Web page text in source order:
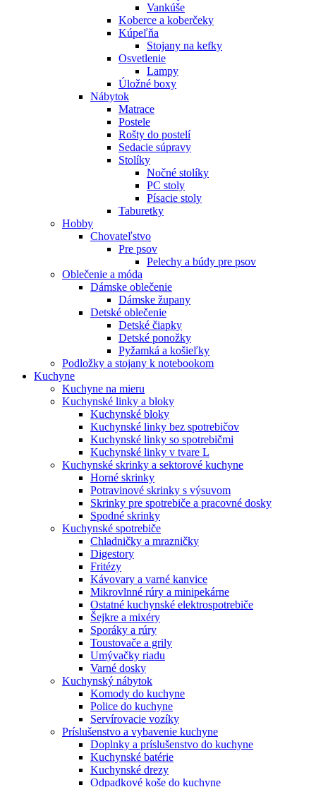
Vankúše
Koberce a koberčeky
Kúpeľňa
Stojany na kefky
Osvetlenie
Lampy
Úložné boxy
Nábytok
Matrace
Postele
Rošty do postelí
Sedacie súpravy
Stolíky
Nočné stolíky
PC stoly
Písacie stoly
Taburetky
Hobby
Chovateľstvo
Pre psov
Pelechy a búdy pre psov
Oblečenie a móda
Dámske oblečenie
Dámske župany
Detské oblečenie
Detské čiapky
Detské ponožky
Pyžamká a košieľky
Podložky a stojany k notebookom
Kuchyne
Kuchyne na mieru
Kuchynské linky a bloky
Kuchynské bloky
Kuchynské linky bez spotrebičov
Kuchynské linky so spotrebičmi
Kuchynské linky v tvare L
Kuchynské skrinky a sektorové kuchyne
Horné skrinky
Potravinové skrinky s výsuvom
Skrinky pre spotrebiče a pracovné dosky
Spodné skrinky
Kuchynské spotrebiče
Chladničky a mrazničky
Digestory
Fritézy
Kávovary a varné kanvice
Mikrovlnné rúry a minipekárne
Ostatné kuchynské elektrospotrebiče
Šejkre a mixéry
Sporáky a rúry
Toustovače a grily
Umývačky riadu
Varné dosky
Kuchynský nábytok
Komody do kuchyne
Police do kuchyne
Servírovacie vozíky
Príslušenstvo a vybavenie kuchyne
Doplnky a príslušenstvo do kuchyne
Kuchynské batérie
Kuchynské drezy
Odpadkové koše do kuchyne